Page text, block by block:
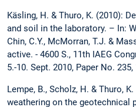
Käsling, H. & Thuro, K. (2010):
and soil in the laboratory. – In:
Chin, C.Y., McMorran, T.J. &
active. - 4600 S., 11th IAEG
5.-10. Sept. 2010, Paper No. 235,
Lempe, B., Scholz, H. & Thuro,
weathering on the geotechnical